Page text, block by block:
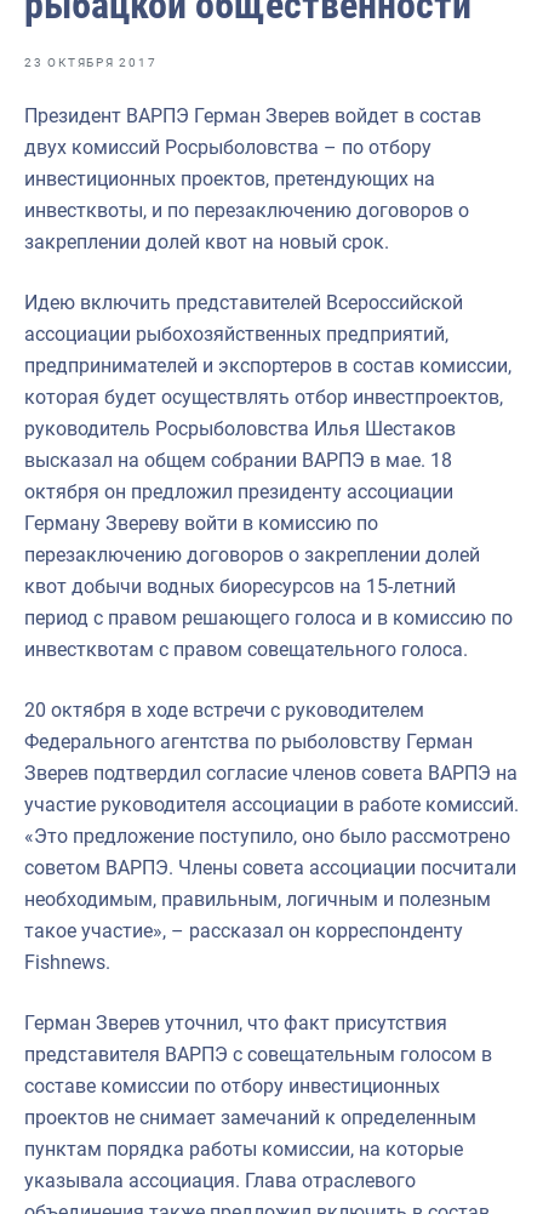
Отраслевые СМИ
Выставки и конференции
Научно-практическая литература
Рыбоохрана России
Инфографика
Большая африканская экспедиция
Укрепление духовно-нравственных ценностей
23 ОКТЯБРЯ 2017
Президент ВАРПЭ Герман Зверев войдет в состав
двух комиссий Росрыболовства – по отбору
инвестиционных проектов, претендующих на
инвестквоты, и по перезаключению договоров о
закреплении долей квот на новый срок.
Идею включить представителей Всероссийской
ассоциации рыбохозяйственных предприятий,
предпринимателей и экспортеров в состав комиссии,
которая будет осуществлять отбор инвестпроектов,
руководитель Росрыболовства Илья Шестаков
высказал на общем собрании ВАРПЭ в мае. 18
октября он предложил президенту ассоциации
Герману Звереву войти в комиссию по
перезаключению договоров о закреплении долей
квот добычи водных биоресурсов на 15-летний
период с правом решающего голоса и в комиссию по
инвестквотам с правом совещательного голоса.
20 октября в ходе встречи с руководителем
Федерального агентства по рыболовству Герман
Зверев подтвердил согласие членов совета ВАРПЭ на
участие руководителя ассоциации в работе комиссий.
«Это предложение поступило, оно было рассмотрено
советом ВАРПЭ. Члены совета ассоциации посчитали
необходимым, правильным, логичным и полезным
такое участие», – рассказал он корреспонденту
Fishnews.
Герман Зверев уточнил, что факт присутствия
представителя ВАРПЭ с совещательным голосом в
составе комиссии по отбору инвестиционных
проектов не снимает замечаний к определенным
пунктам порядка работы комиссии, на которые
указывала ассоциация. Глава отраслевого